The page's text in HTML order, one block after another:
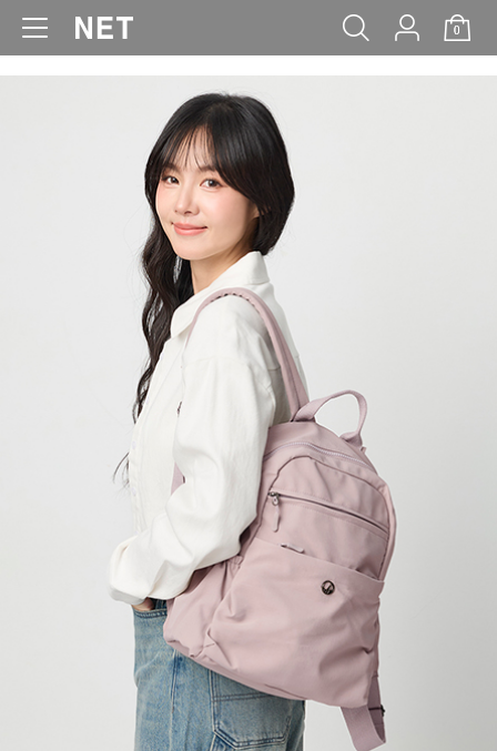
0
WOMEN MEN KIDS BABY